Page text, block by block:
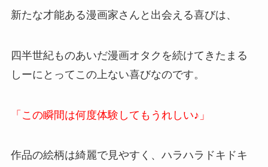
新たな才能ある漫画家さんと出会える喜びは、
四半世紀ものあいだ漫画オタクを続けてきたまる
しーにとってこの上ない喜びなのです。
「この瞬間は何度体験してもうれしい♪」
作品の絵柄は綺麗で見やすく、ハラハラドキドキ